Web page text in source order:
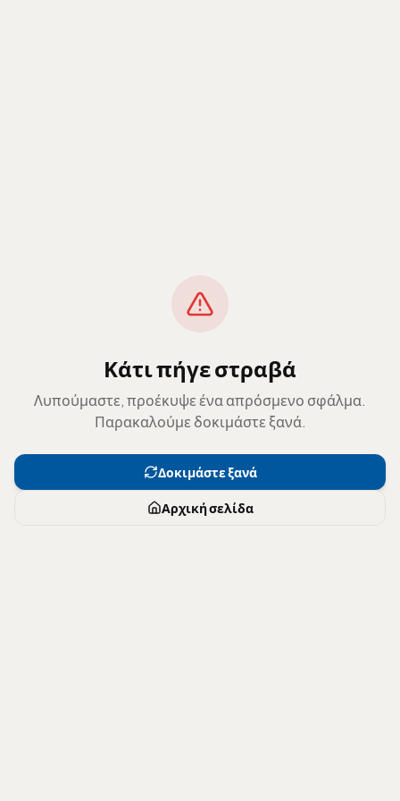
Κάτι πήγε στραβά
Λυπούμαστε, προέκυψε ένα απρόσμενο σφάλμα.
Παρακαλούμε δοκιμάστε ξανά.
Δοκιμάστε ξανά
Αρχική σελίδα